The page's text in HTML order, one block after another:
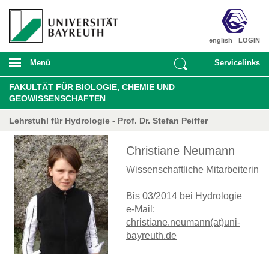
LOGIN
english
Menü Servicelinks
FAKULTÄT FÜR BIOLOGIE, CHEMIE UND
GEOWISSENSCHAFTEN
Lehrstuhl für Hydrologie - Prof. Dr. Stefan Peiffer
Christiane Neumann
Wissenschaftliche Mitarbeiterin
Bis 03/2014 bei Hydrologie
e-Mail:
christiane.neumann(at)uni-
bayreuth.de